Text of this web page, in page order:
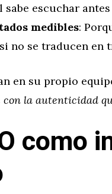
sabe escuchar
medibles:
no se traducen en
en su propio
con la autenticidad
como